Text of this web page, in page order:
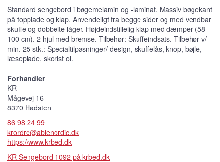
e
d
e
t
b
i
l
l
e
d
e
)
e
d
e
e
d
e
e
d
e
Standard sengebord i bøgemelamin og -laminat. Massiv bøgekant
på topplade og klap. Anvendeligt fra begge sider og med vendbar
skuffe og dobbelte låger. Højdeindstillelig klap med dæmper (58-
100 cm). 2 hjul med bremse. Tilbehør: Skuffeindsats. Tilbehør v/
min. 25 stk.: Specialtilpasninger/-design, skuffelås, knop, bøjle,
læseplade, skorist ol.
Forhandler
KR
Mågevej 16
8370 Hadsten
86 98 24 99
krordre@ablenordic.dk
https://www.krbed.dk
KR Sengebord 1092 på krbed.dk